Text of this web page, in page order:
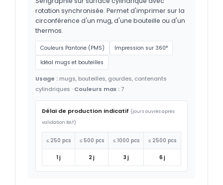
rotation synchronisée. Permet d'imprimer sur la
circonférence d'un mug, d'une bouteille ou d'un
thermos.
Couleurs Pantone (PMS)
Impression sur 360°
Idéal mugs et bouteilles
Usage : mugs, bouteilles, gourdes, contenants
cylindriques · Couleurs max :7
Délai de production indicatif (jours ouvrés après
validation BAT)
≤ 250 pcs ≤ 500 pcs ≤ 1000 pcs ≤ 2500 pcs
1 j 2 j 3 j 6 j